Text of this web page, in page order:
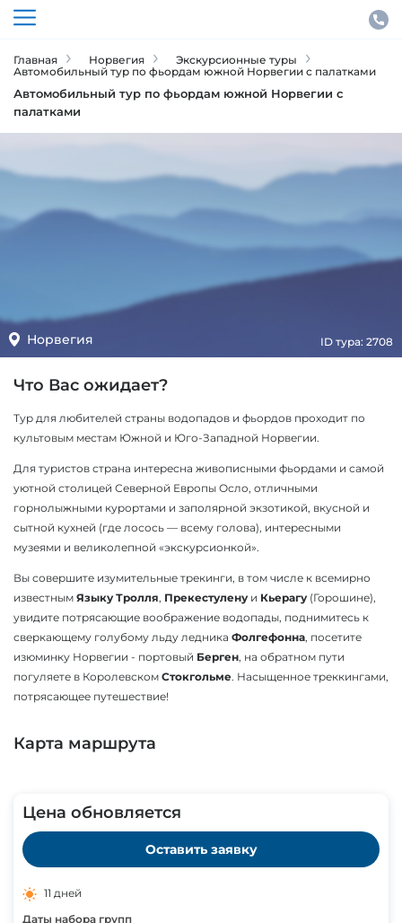
Главная Норвегия
Экскурсионные туры
Автомобильный тур по фьордам южной Норвегии с палатками
Автомобильный тур по фьордам южной Норвегии с
палатками
Норвегия ID тура: 2708
Что Вас ожидает?
Тур для любителей страны водопадов и фьордов проходит по
культовым местам Южной и Юго-Западной Норвегии.
Для туристов страна интересна живописными фьордами и самой
уютной столицей Северной Европы Осло, отличными
горнолыжными курортами и заполярной экзотикой, вкусной и
сытной кухней (где лосось — всему голова), интересными
музеями и великолепной «экскурсионкой».
Вы совершите изумительные трекинги, в том числе к всемирно
известным Языку Тролля, Прекестулену и Кьерагу(Горошине),
увидите потрясающие воображение водопады, поднимитесь к
сверкающему голубому льду ледника Фолгефонна, посетите
изюминку Норвегии - портовый Берген, на обратном пути
погуляете в Королевском Стокгольме. Насыщенное треккингами,
потрясающее путешествие!
Карта маршрута
Цена обновляется
Оставить заявку
11 дней
Даты набора групп